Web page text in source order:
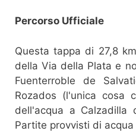
Percorso Ufficiale
Questa tappa di 27,8
della Via della Plata e
Fuenterroble de
Rozados (l'unica cosa
dell'acqua a Calzadilla
Partite provvisti di acqua